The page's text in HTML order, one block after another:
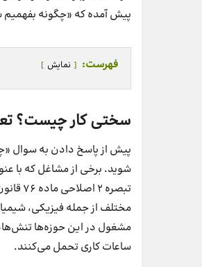
پیش آمده که «چگونه بفهمیم
فهرست: نمایش
سختی کار چیست؟
پیش از پاسخ دادن به سوال
شوید. برخی از مشاغل که با
مختلف از جمله فیزیکی،
مشغول در این حوزه‌ها
ساعات کاری تحمل می‌کنند.